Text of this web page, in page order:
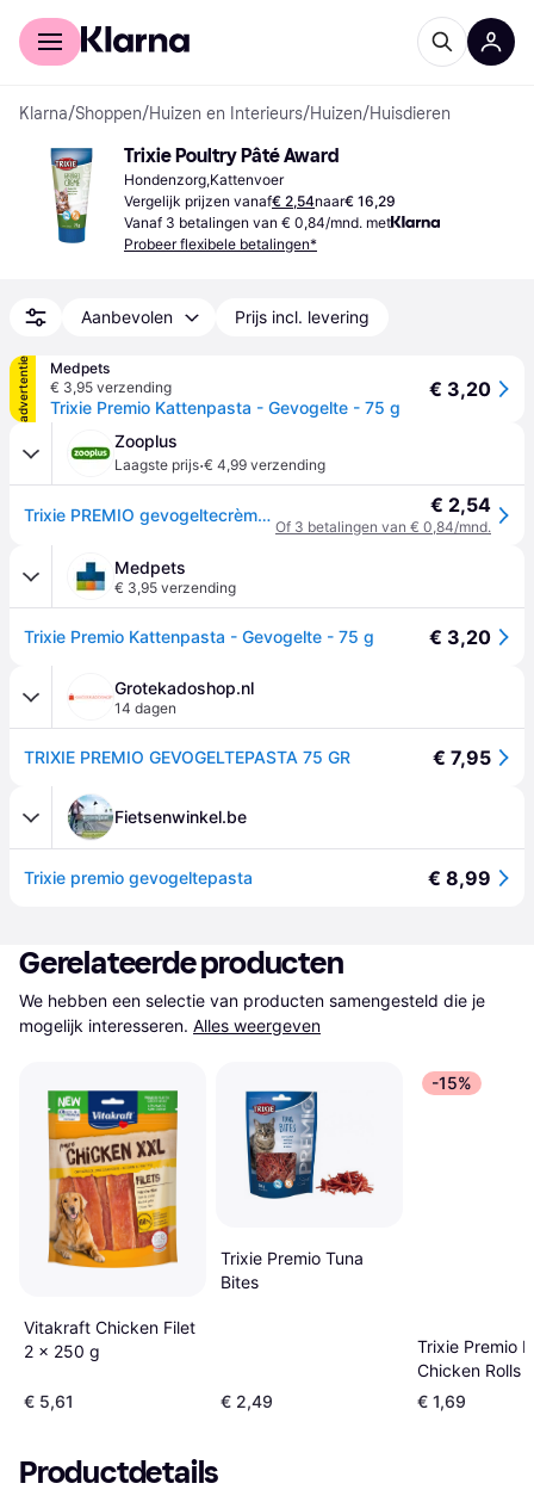
Voor shoppers
Klarna/Shoppen/Huizen en Interieurs/Huizen/Huisdieren
Trixie Poultry Pâté Award
Hondenzorg,Kattenvoer
Vergelijk prijzen vanaf€ 2,54naar€ 16,29
Vanaf 3 betalingen van € 0,84/mnd. met
Probeer flexibele betalingen*
Aanbevolen Prijs incl. levering
advertentie
Medpets
€ 3,95 verzending
Trixie Premio Kattenpasta - Gevogelte - 75 g
€ 3,20
Zooplus
Laagste prijs·€ 4,99 verzending
Trixie PREMIO gevogeltecrème - 75 g € 2,54
Of 3 betalingen van € 0,84/mnd.
Medpets
€ 3,95 verzending
Trixie Premio Kattenpasta - Gevogelte - 75 g € 3,20
Grotekadoshop.nl
14 dagen
TRIXIE PREMIO GEVOGELTEPASTA 75 GR € 7,95
Fietsenwinkel.be
Trixie premio gevogeltepasta € 8,99
Gerelateerde producten
We hebben een selectie van producten samengesteld die je
mogelijk interesseren. Alles weergeven
Vitakraft Chicken Filet
2 x 250 g
€ 5,61
Trixie Premio Tuna
Bites
€ 2,49
-15%
Trixie Premio
Chicken Rolls
€ 1,69
Productdetails